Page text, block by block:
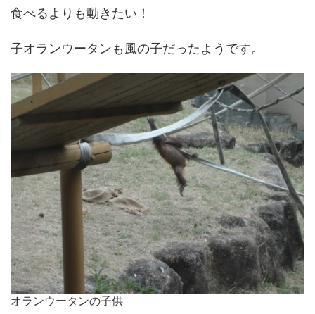
食べるよりも動きたい！
子オランウータンも風の子だったようです。
オランウータンの子供